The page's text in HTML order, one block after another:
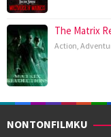
The Matrix
Action,
NONTONFILMKU